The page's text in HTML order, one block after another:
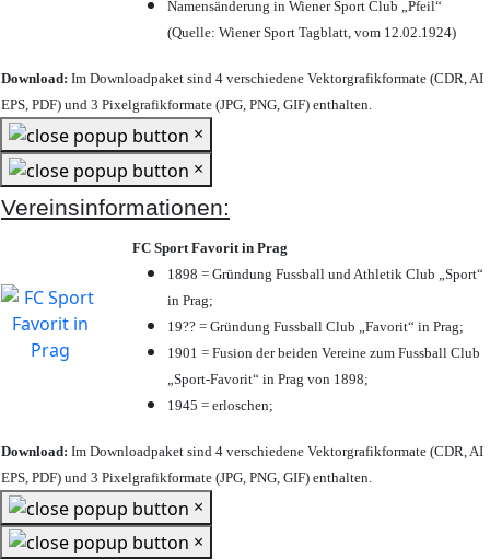
Namensänderung in Wiener Sport Club „Pfeil“
(Quelle: Wiener Sport Tagblatt, vom 12.02.1924)
Download: Im Downloadpaket sind 4 verschiedene Vektorgrafikformate (CDR, AI
EPS, PDF) und 3 Pixelgrafikformate (JPG, PNG, GIF) enthalten.
×
×
Vereinsinformationen:
FC Sport Favorit in Prag
1898 = Gründung Fussball und Athletik Club „Sport“
in Prag;
19?? = Gründung Fussball Club „Favorit“ in Prag;
1901 = Fusion der beiden Vereine zum Fussball Club
„Sport-Favorit“ in Prag von 1898;
1945 = erloschen;
Download: Im Downloadpaket sind 4 verschiedene Vektorgrafikformate (CDR, AI
EPS, PDF) und 3 Pixelgrafikformate (JPG, PNG, GIF) enthalten.
×
×